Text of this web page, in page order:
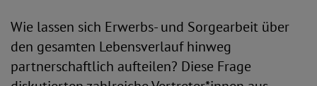
Wie lassen sich Erwerbs- und Sorgearbeit über
den gesamten Lebensverlauf hinweg
partnerschaftlich aufteilen? Diese Frage